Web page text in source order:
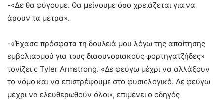
-«Δε θα φύγουμε. Θα μείνουμε όσο χρειάζεται για να
άρουν τα μέτρα».
-«Έχασα πρόσφατα τη δουλειά μου λόγω της απαίτησης
εμβολιασμού για τους διασυνοριακούς φορτηγατζήδες»
τονίζει ο Tyler Armstrong. «Δε φεύγω μέχρι να αλλάξουν
το νόμο και να επιστρέψουμε στο φυσιολογικό. Δε φεύγω
μέχρι να ελευθερωθούν όλοι», επιμένει ο οδηγός